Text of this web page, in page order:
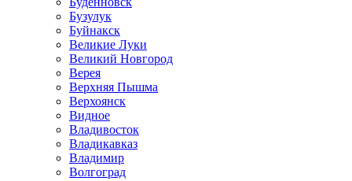
Бузулук
Буйнакск
Великие Луки
Великий Новгород
Верея
Верхняя Пышма
Верхоянск
Видное
Владивосток
Владикавказ
Владимир
Волгоград